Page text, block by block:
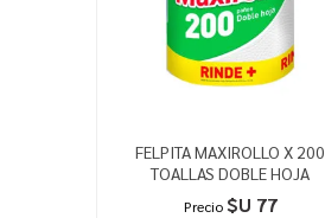
FELPITA MAXIROLLO X 200
TOALLAS DOBLE HOJA
Precio $U 77